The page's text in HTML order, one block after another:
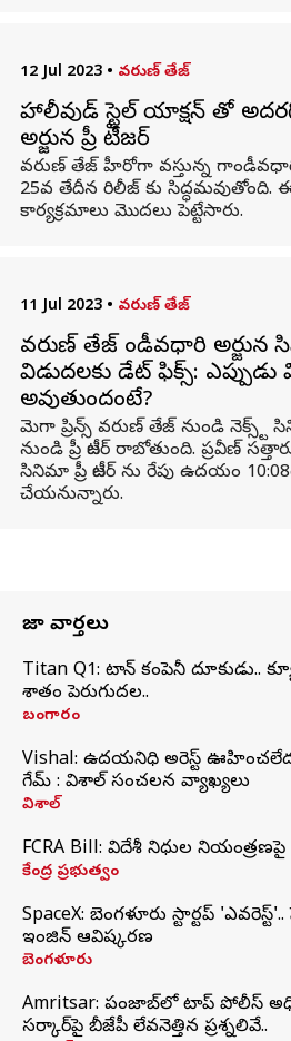
12 Jul 2023 • వరుణ్ తేజ్
హాలీవుడ్ స్టైల్ యాక్షన్ తో
అర్జున ప్రీ టీజర్
వరుణ్ తేజ్ హీరోగా వస్తున్న గాండీవధారి
25వ తేదీన రిలీజ్ కు
కార్యక్రమాలు మొదలు పెట్టేసారు.
11 Jul 2023 • వరుణ్ తేజ్
వరుణ్ తేజ్ గాండీవధారి అర్జున
విడుదలకు డేట్ ఫిక్స్: ఎప్పుడు
అవుతుందంటే?
మెగా ప్రిన్స్ వరుణ్ తేజ్ నుండి నెక్స్ట్
నుండి ప్రీ టీజర్ రాబోతుంది. ప్రవీణ్
సినిమా ప్రీ టీజర్ ను రేపు ఉదయం
చేయనున్నారు.
తాజా వార్తలు
Titan Q1: టైటాన్ కంపెనీ దూకుడు..
శాతం పెరుగుదల..
బంగారం
Vishal: ఉదయనిధి అరెస్ట్‌
గేమ్ : విశాల్ సంచలన వ్యాఖ్యలు
విశాల్
FCRA Bill: విదేశీ నిధుల
కేంద్ర ప్రభుత్వం
SpaceX: బెంగళూరు స్టార్టప్‌
ఇంజిన్‌ ఆవిష్కరణ
బెంగళూరు
Amritsar: పంజాబ్‌లో టాప్ పోలీస్
సర్కార్‌పై బీజేపీ లేవనెత్తిన ప్రశ్నలివే..